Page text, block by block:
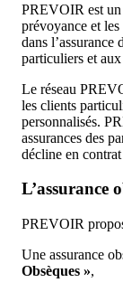
PREVOIR est un
prévoyance et
dans l’assurance
particuliers et
Le réseau
les clients
personnalisés.
assurances des
décline en
L’assurance
PREVOIR
Une assurance
Obsèques »,